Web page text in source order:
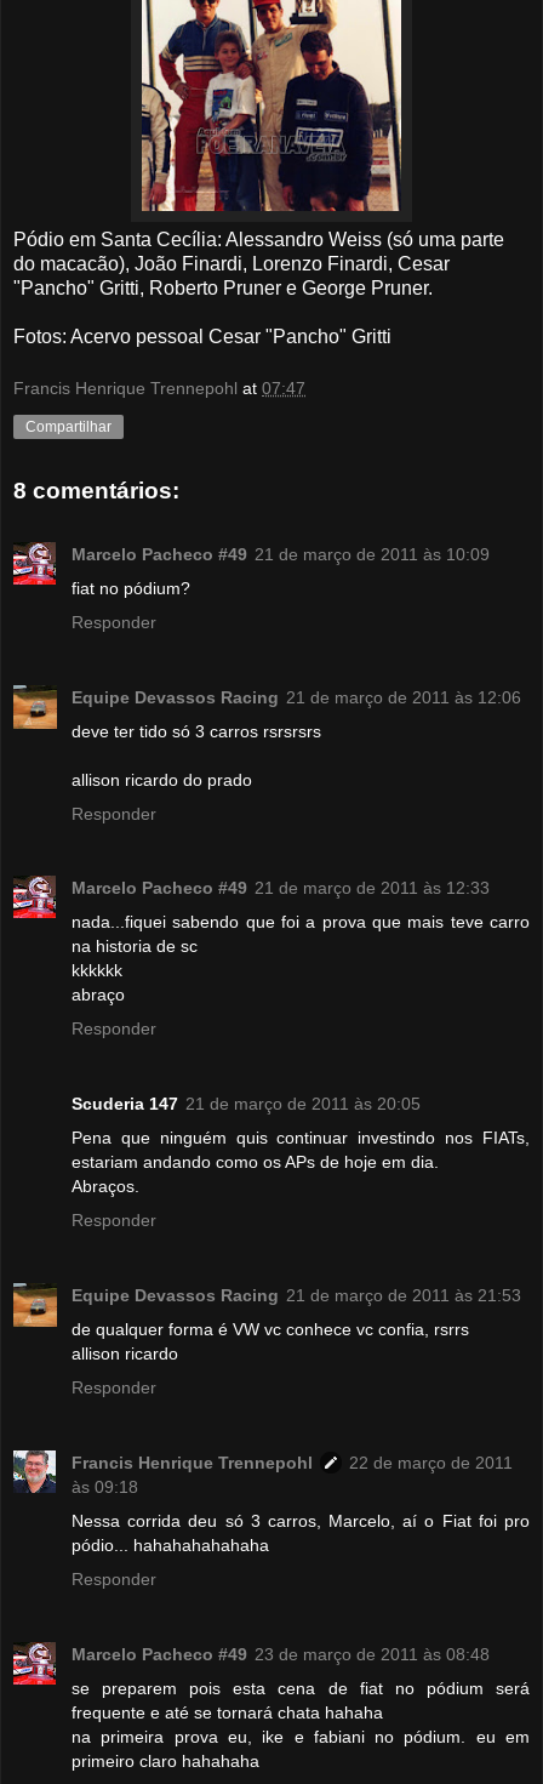
Pódio em Santa Cecília: Alessandro Weiss (só uma parte
do macacão), João Finardi, Lorenzo Finardi, Cesar
"Pancho" Gritti, Roberto Pruner e George Pruner.
Fotos: Acervo pessoal Cesar "Pancho" Gritti
Francis Henrique Trennepohl at 07:47
Compartilhar
8 comentários:
Marcelo Pacheco #49 21 de março de 2011 às 10:09
fiat no pódium?
Responder
Equipe Devassos Racing 21 de março de 2011 às 12:06
deve ter tido só 3 carros rsrsrsrs
allison ricardo do prado
Responder
Marcelo Pacheco #49 21 de março de 2011 às 12:33
nada...fiquei sabendo que foi a prova que mais teve carro
na historia de sc
kkkkkk
abraço
Responder
Scuderia 147 21 de março de 2011 às 20:05
Pena que ninguém quis continuar investindo nos FIATs,
estariam andando como os APs de hoje em dia.
Abraços.
Responder
Equipe Devassos Racing 21 de março de 2011 às 21:53
de qualquer forma é VW vc conhece vc confia, rsrrs
allison ricardo
Responder
Francis Henrique Trennepohl
22 de março de 2011
às 09:18
Nessa corrida deu só 3 carros, Marcelo, aí o Fiat foi pro
pódio... hahahahahahaha
Responder
Marcelo Pacheco #49 23 de março de 2011 às 08:48
se preparem pois esta cena de fiat no pódium será
frequente e até se tornará chata hahaha
na primeira prova eu, ike e fabiani no pódium. eu em
primeiro claro hahahaha